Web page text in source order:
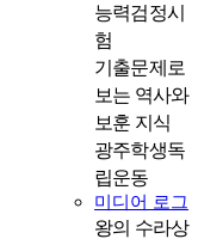
능력검정시
험
기출문제로
보는 역사와
보훈 지식
광주학생독
립운동
미디어 로그
왕의 수라상